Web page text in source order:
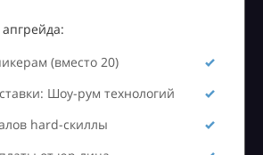
(вместо 20)
Шоу-рум технологий
hard-скиллы